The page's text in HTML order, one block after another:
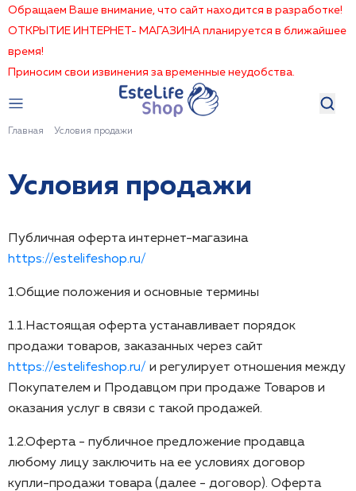
Обращаем Ваше внимание, что сайт находится в разработке!
ОТКРЫТИЕ ИНТЕРНЕТ- МАГАЗИНА планируется в ближайшее
время!
Приносим свои извинения за временные неудобства.
Главная Условия продажи
Условия продажи
Публичная оферта интернет-магазина
https://estelifeshop.ru/
1.Общие положения и основные термины
1.1.Настоящая оферта устанавливает порядок
продажи товаров, заказанных через сайт
https://estelifeshop.ru/ и регулирует отношения между
Покупателем и Продавцом при продаже Товаров и
оказания услуг в связи с такой продажей.
1.2.Оферта - публичное предложение продавца
любому лицу заключить на ее условиях договор
купли-продажи товара (далее - договор). Оферта